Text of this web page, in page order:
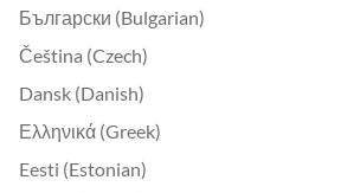
Български (Bulgarian)
Čeština (Czech)
Dansk (Danish)
Ελληνικά (Greek)
Eesti (Estonian)